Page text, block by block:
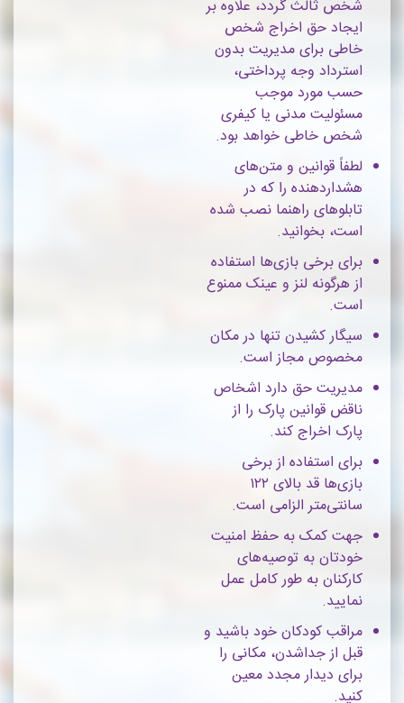
شخص ثالث گردد، علاوه بر
ایجاد حق اخراج شخص
خاطی برای مدیریت بدون
استرداد وجه پرداختی،
حسب مورد موجب
مسئولیت مدنی یا کیفری
شخص خاطی خواهد بود.
لطفاً قوانین و متن‌های
هشداردهنده را که در
تابلوهای راهنما نصب شده
است، بخوانید.
برای برخی بازی‌ها استفاده
از هرگونه لنز و عینک ممنوع
است.
سیگار کشیدن تنها در مکان
مخصوص مجاز است.
مدیریت حق دارد اشخاص
ناقض قوانین پارک را از
پارک اخراج کند.
برای استفاده از برخی
بازی‌ها قد بالای ۱۲۲
سانتی‌متر الزامی است.
جهت کمک به حفظ امنیت
خودتان به توصیه‌های
کارکنان به طور کامل عمل
نمایید.
مراقب کودکان خود باشید و
قبل از جداشدن، مکانی را
برای دیدار مجدد معین
کنید.